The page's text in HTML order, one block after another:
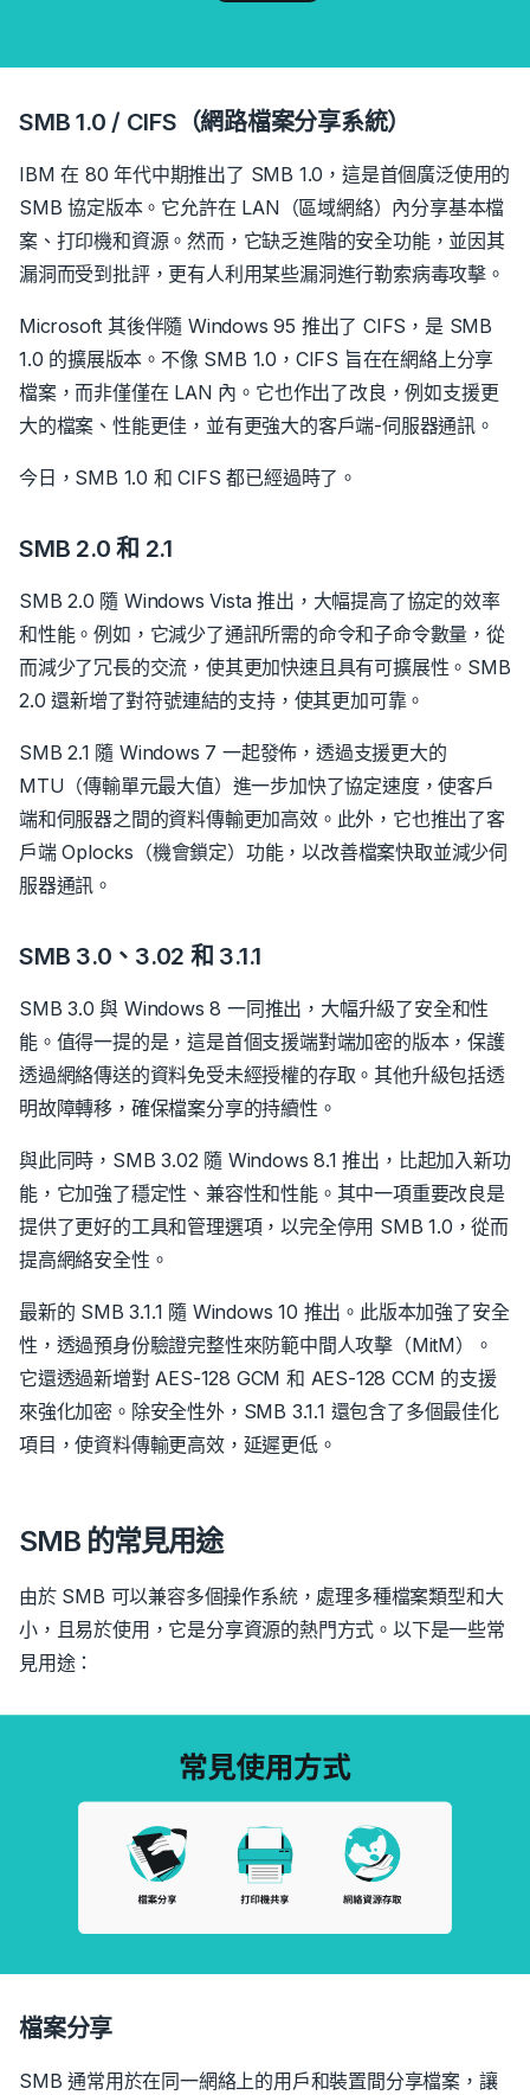
SMB 1.0 / CIFS（網路檔案分享系統）
IBM 在 80 年代中期推出了 SMB 1.0，這是首個廣泛使用的
SMB 協定版本。它允許在 LAN（區域網絡）內分享基本檔
案、打印機和資源。然而，它缺乏進階的安全功能，並因其
漏洞而受到批評，更有人利用某些漏洞進行勒索病毒攻擊。
Microsoft 其後伴隨 Windows 95 推出了 CIFS，是 SMB
1.0 的擴展版本。不像 SMB 1.0，CIFS 旨在在網絡上分享
檔案，而非僅僅在 LAN 內。它也作出了改良，例如支援更
大的檔案、性能更佳，並有更強大的客戶端-伺服器通訊。
今日，SMB 1.0 和 CIFS 都已經過時了。
SMB 2.0 和 2.1
SMB 2.0 隨 Windows Vista 推出，大幅提高了協定的效率
和性能。例如，它減少了通訊所需的命令和子命令數量，從
而減少了冗長的交流，使其更加快速且具有可擴展性。SMB
2.0 還新增了對符號連結的支持，使其更加可靠。
SMB 2.1 隨 Windows 7 一起發佈，透過支援更大的
MTU（傳輸單元最大值）進一步加快了協定速度，使客戶
端和伺服器之間的資料傳輸更加高效。此外，它也推出了客
戶端 Oplocks（機會鎖定）功能，以改善檔案快取並減少伺
服器通訊。
SMB 3.0、3.02 和 3.1.1
SMB 3.0 與 Windows 8 一同推出，大幅升級了安全和性
能。值得一提的是，這是首個支援端對端加密的版本，保護
透過網絡傳送的資料免受未經授權的存取。其他升級包括透
明故障轉移，確保檔案分享的持續性。
與此同時，SMB 3.02 隨 Windows 8.1 推出，比起加入新功
能，它加強了穩定性、兼容性和性能。其中一項重要改良是
提供了更好的工具和管理選項，以完全停用 SMB 1.0，從而
提高網絡安全性。
最新的 SMB 3.1.1 隨 Windows 10 推出。此版本加強了安全
性，透過預身份驗證完整性來防範中間人攻擊（MitM）。
它還透過新增對 AES-128 GCM 和 AES-128 CCM 的支援
來強化加密。除安全性外，SMB 3.1.1 還包含了多個最佳化
項目，使資料傳輸更高效，延遲更低。
SMB 的常見用途
由於 SMB 可以兼容多個操作系統，處理多種檔案類型和大
小，且易於使用，它是分享資源的熱門方式。以下是一些常
見用途：
檔案分享
SMB 通常用於在同一網絡上的用戶和裝置間分享檔案，讓